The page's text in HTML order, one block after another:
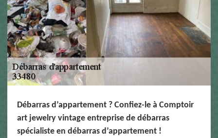
Débarras d’appartement ? Confiez-le à Comptoir
art jewelry vintage entreprise de débarras
spécialiste en débarras d’appartement !